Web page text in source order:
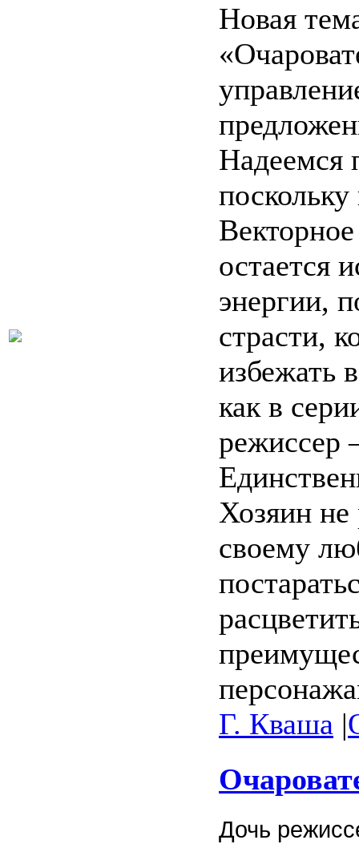
Новая
Надеемся
остается
энергии,
страсти,
избежать
как в
режиссер
Хозяин не
своему
Г. Кваша |
Дочь